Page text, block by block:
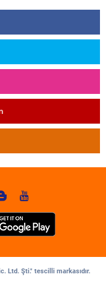
Ltd. Şti." tescilli markasıdır.